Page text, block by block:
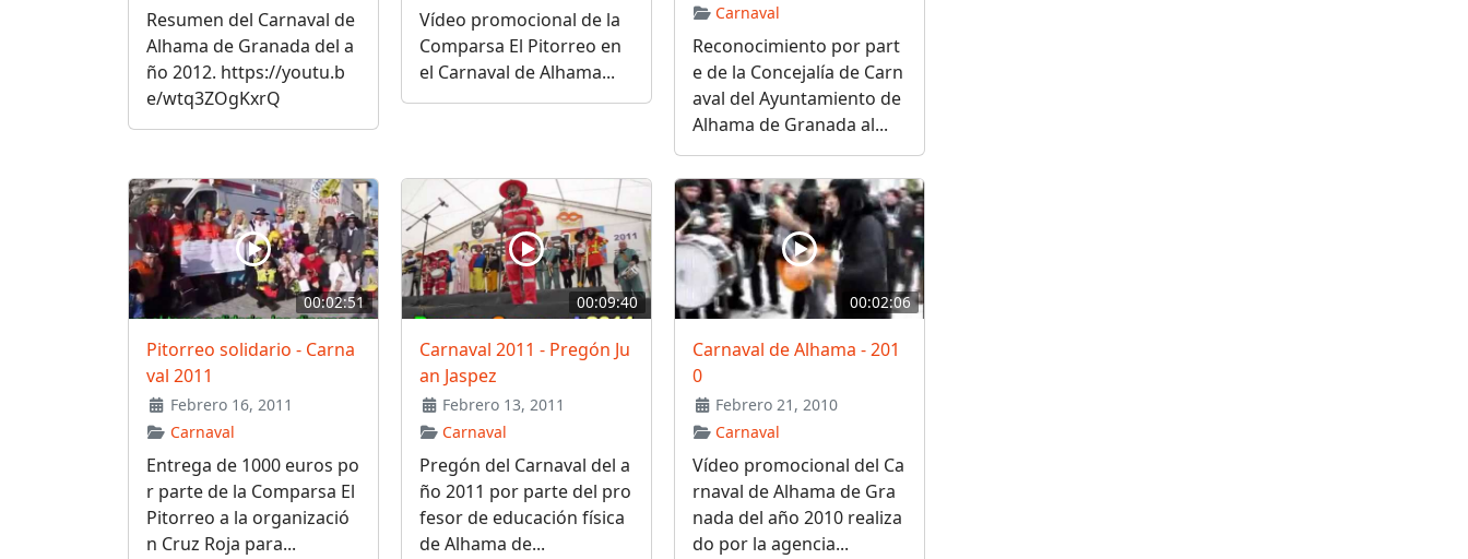
Resumen del Carnaval de
Alhama de Granada del a
ño 2012. https://youtu.b
e/wtq3ZOgKxrQ
Vídeo promocional de la
Comparsa El Pitorreo en
el Carnaval de Alhama...
Carnaval
Reconocimiento por part
e de la Concejalía de Carn
aval del Ayuntamiento de
Alhama de Granada al...
00:02:51
Pitorreo solidario - Carna
val 2011
Febrero 16, 2011
Carnaval
Entrega de 1000 euros po
r parte de la Comparsa El
Pitorreo a la organizació
n Cruz Roja para...
00:09:40
Carnaval 2011 - Pregón Ju
an Jaspez
Febrero 13, 2011
Carnaval
Pregón del Carnaval del a
ño 2011 por parte del pro
fesor de educación física
de Alhama de...
00:02:06
Carnaval de Alhama - 201
0
Febrero 21, 2010
Carnaval
Vídeo promocional del Ca
rnaval de Alhama de Gra
nada del año 2010 realiza
do por la agencia...